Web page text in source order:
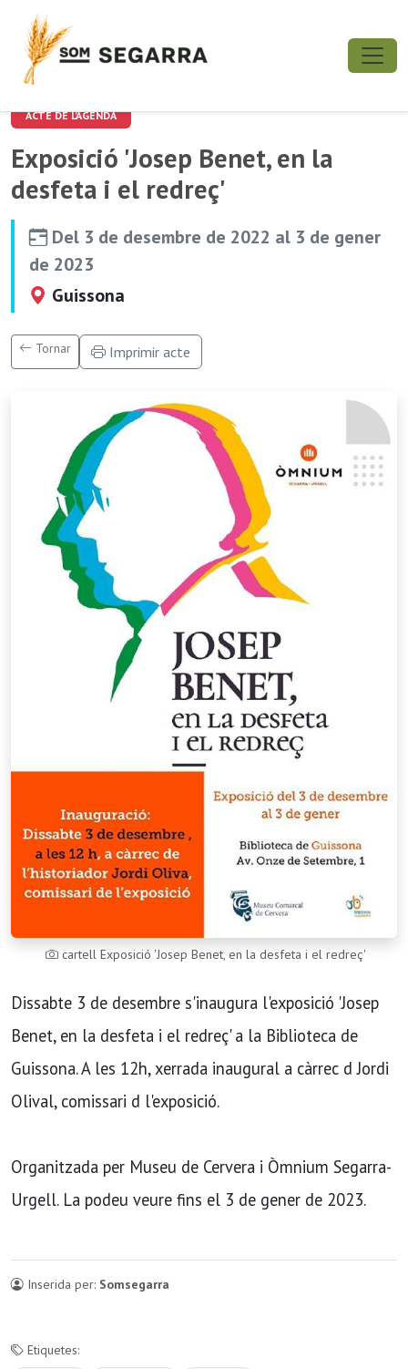
ACTE DE L'AGENDA
Exposició 'Josep Benet, en la
desfeta i el redreç'
Del 3 de desembre de 2022 al 3 de gener
de 2023
Guissona
Tornar Imprimir acte
cartell Exposició 'Josep Benet, en la desfeta i el redreç'
Dissabte 3 de desembre s'inaugura l'exposició 'Josep
Benet, en la desfeta i el redreç' a la Biblioteca de
Guissona. A les 12h, xerrada inaugural a càrrec d Jordi
Olival, comissari d l'exposició.
Organitzada per Museu de Cervera i Òmnium Segarra-
Urgell. La podeu veure fins el 3 de gener de 2023.
Inserida per: Somsegarra
Etiquetes: